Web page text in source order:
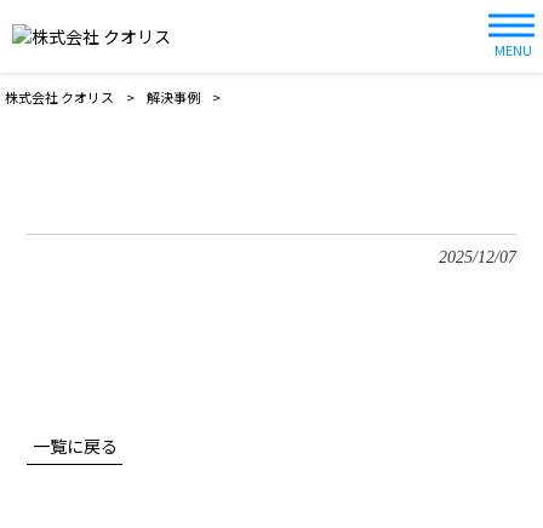
MENU
株式会社 クオリス > 解決事例 >
2025/12/07
一覧に戻る